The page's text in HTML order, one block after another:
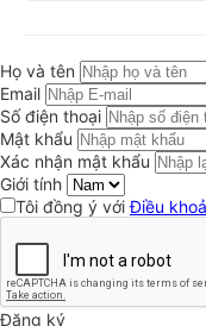
Họ và tên
Email
Số điện thoại
Mật khẩu
Xác nhận mật khẩu
Giới tính
Tôi đồng ý vớiĐiều
Đăng ký